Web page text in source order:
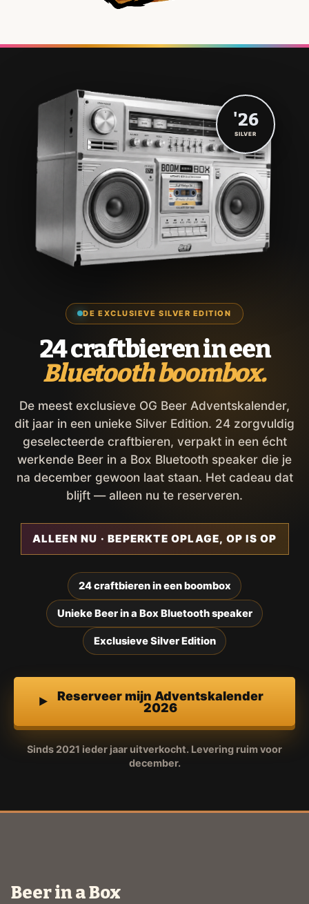
DE EXCLUSIEVE SILVER EDITION
24 craftbieren in een
Bluetooth boombox.
De meest exclusieve OG Beer Adventskalender,
dit jaar in een unieke Silver Edition. 24 zorgvuldig
geselecteerde craftbieren, verpakt in een écht
werkende Beer in a Box Bluetooth speaker die je
na december gewoon laat staan. Het cadeau dat
blijft — alleen nu te reserveren.
ALLEEN NU · BEPERKTE OPLAGE, OP IS OP
24 craftbieren in een boombox
Unieke Beer in a Box Bluetooth speaker
Exclusieve Silver Edition
Reserveer mijn Adventskalender
2026
Sinds 2021 ieder jaar uitverkocht. Levering ruim voor
december.
'26
SILVER
Beer in a Box